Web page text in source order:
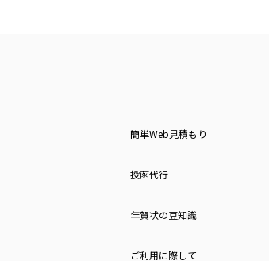
簡単Web見積もり
投函代行
年賀状の豆知識
ご利用に際して